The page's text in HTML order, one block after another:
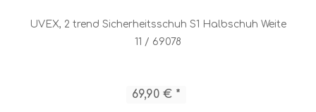
UVEX, 2 trend Sicherheitsschuh S1 Halbschuh Weite
11 / 69078
69,90 € *